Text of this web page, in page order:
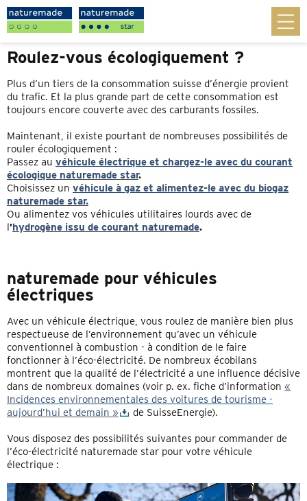
Roulez-vous écologiquement ?
Plus d’un tiers de la consommation suisse d’énergie provient
du trafic. Et la plus grande part de cette consommation est
toujours encore couverte avec des carburants fossiles.
Maintenant, il existe pourtant de nombreuses possibilités de
rouler écologiquement :
Passez au véhicule électrique et chargez-le avec du courant
écologique naturemade star.
Choisissez un véhicule à gaz et alimentez-le avec du biogaz
naturemade star.
Ou alimentez vos véhicules utilitaires lourds avec de
l’hydrogène issu de courant naturemade.
naturemade pour véhicules
électriques
Avec un véhicule électrique, vous roulez de manière bien plus
respectueuse de l’environnement qu’avec un véhicule
conventionnel à combustion - à condition de le faire
fonctionner à l’éco-électricité. De nombreux écobilans
montrent que la qualité de l’électricité a une influence décisive
dans de nombreux domaines (voir p. ex. fiche d’information «
Incidences environnementales des voitures de tourisme -
aujourd’hui et demain »
de SuisseEnergie).
Vous disposez des possibilités suivantes pour commander de
l’éco-électricité naturemade star pour votre véhicule
électrique :